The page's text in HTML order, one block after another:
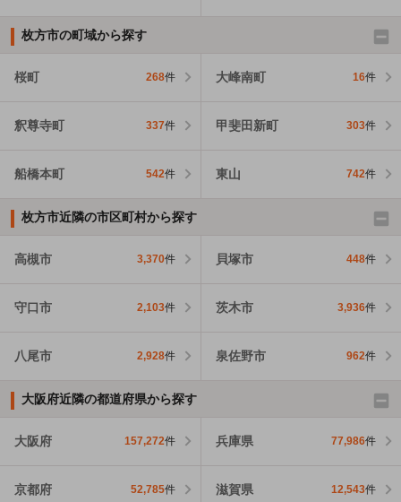
枚方市の町域から探す
桜町 268件 大峰南町 16件
釈尊寺町 337件 甲斐田新町 303件
船橋本町 542件 東山 742件
枚方市近隣の市区町村から探す
高槻市 3,370件 貝塚市 448件
守口市 2,103件 茨木市 3,936件
八尾市 2,928件 泉佐野市 962件
大阪府近隣の都道府県から探す
大阪府 157,272件 兵庫県 77,986件
京都府 52,785件 滋賀県 12,543件